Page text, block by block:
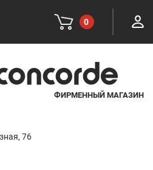
0
ФИРМЕННЫЙ МАГАЗИН
76